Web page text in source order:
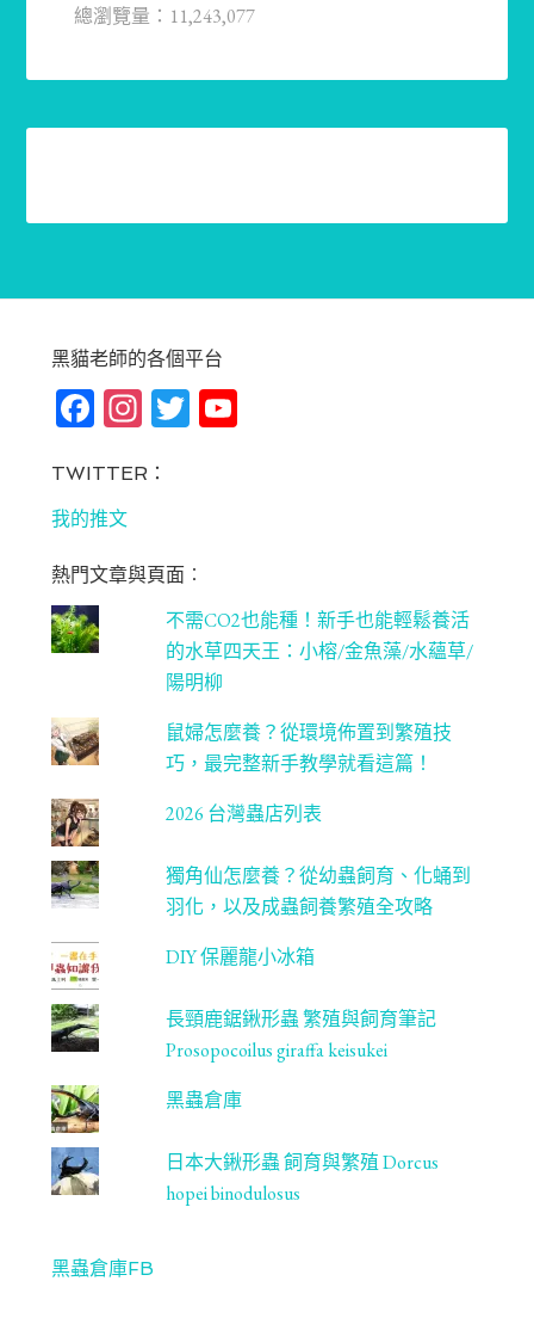
總瀏覽量：11,243,077
黑貓老師的各個平台
Fa
bo
ok
In
ag
m
T Yo
C
ha
n
ne
l
TWITTER：
我的推文
熱門文章與頁面︰
不需CO2也能種！新手也能輕鬆養活
的水草四天王：小榕/金魚藻/水蘊草/
陽明柳
鼠婦怎麼養？從環境佈置到繁殖技
巧，最完整新手教學就看這篇！
2026 台灣蟲店列表
獨角仙怎麼養？從幼蟲飼育、化蛹到
羽化，以及成蟲飼養繁殖全攻略
DIY 保麗龍小冰箱
長頸鹿鋸鍬形蟲 繁殖與飼育筆記
Prosopocoilus giraffa keisukei
黑蟲倉庫
日本大鍬形蟲 飼育與繁殖 Dorcus
hopei binodulosus
黑蟲倉庫FB